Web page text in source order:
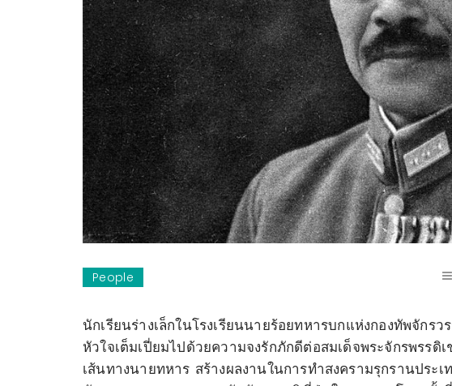
People
นักเรียนร่างเล็กในโรงเรียนนายร้อยทหารบกแห่งกองทัพจัก
หัวใจเต็มเปี่ยมไปด้วยความจงรักภักดีต่อสมเด็จพระจักรพรร
เส้นทางนายทหาร สร้างผลงานในการทำสงครามรุกรานประ